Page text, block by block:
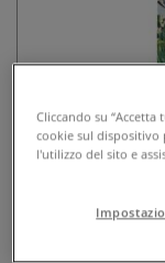
Cliccando su
cookie sul dispositivo
l'utilizzo del sito e